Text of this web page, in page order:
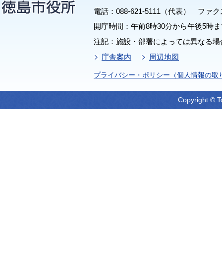
電話：088-621-5111（代表） ファク
開庁時間：午前8時30分から午後5時
注記：施設・部署によっては異なる
庁舎案内
周辺地図
プライバシー・ポリシー（個人情報の取
Copyright ©